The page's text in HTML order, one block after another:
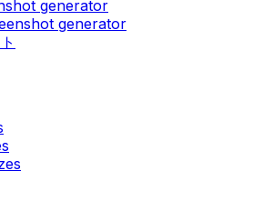
generator
generator